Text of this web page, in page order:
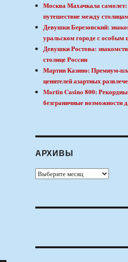
Москва Махачкала
путешествие между
Девушки Березовский:
уральском городе с
Девушки Ростова:
столице России
Мартин Казино: Премиум-
ценителей азартных
Martin Casino 800:
безграничные
АРХИВЫ
Архивы